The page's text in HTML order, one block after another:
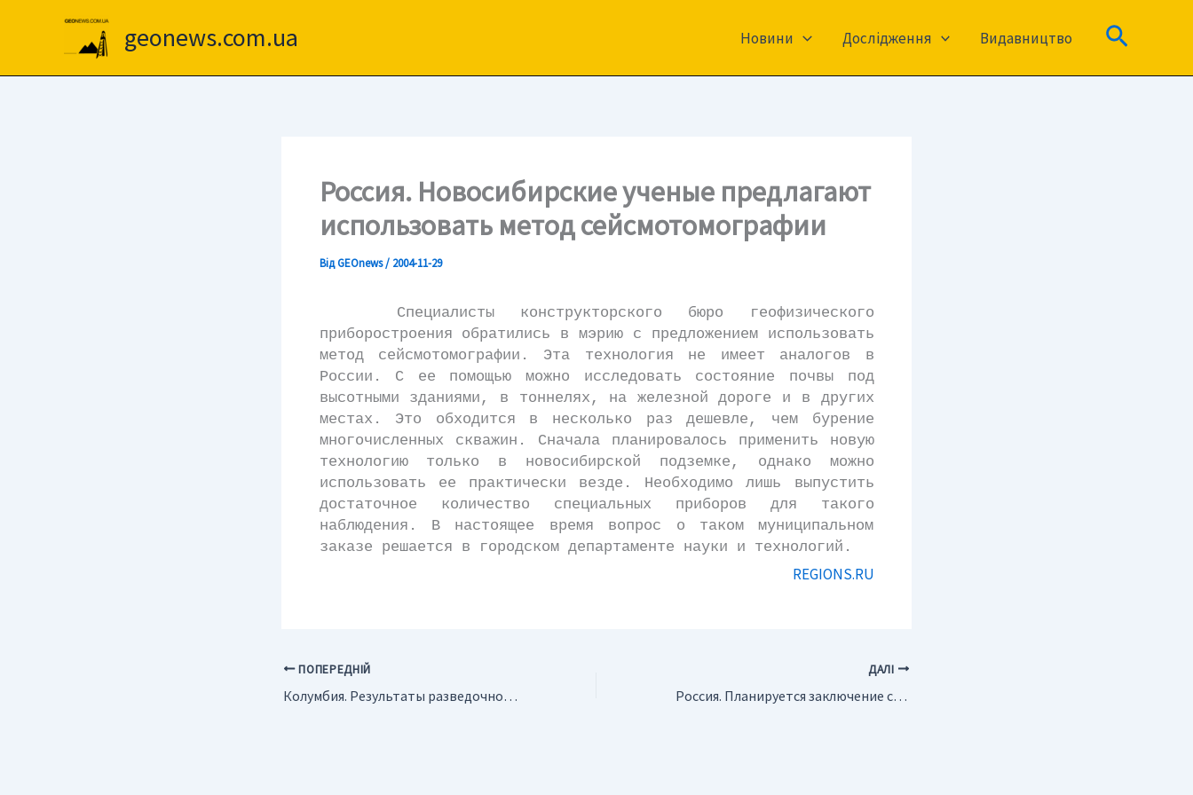
geonews.com.ua Новини Дослідження Видавництво Пошук
Россия. Новосибирские ученые предлагают
использовать метод сейсмотомографии
ВідGEOnews/ 2004-11-29
Специалисты конструкторского бюро геофизического
приборостроения обратились в мэрию с предложением использовать
метод сейсмотомографии. Эта технология не имеет аналогов в
России. С ее помощью можно исследовать состояние почвы под
высотными зданиями, в тоннелях, на железной дороге и в других
местах. Это обходится в несколько раз дешевле, чем бурение
многочисленных скважин. Сначала планировалось применить новую
технологию только в новосибирской подземке, однако можно
использовать ее практически везде. Необходимо лишь выпустить
достаточное количество специальных приборов для такого
наблюдения. В настоящее время вопрос о таком муниципальном
заказе решается в городском департаменте науки и технологий.
REGIONS.RU
ПОПЕРЕДНІЙ
Колумбия. Результаты разведочного бурения на месторождении Ангостура
ДАЛІ
Россия. Планируется заключение соглашений с Египтом в нефтегазовой области